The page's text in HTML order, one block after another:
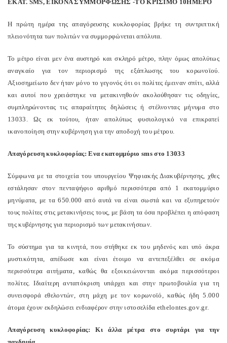
ΕΚΑΤ. SMS, ΕΙΚΟΝΑ ΣΥΜΜΟΡΦΩΣΗΣ -ΤΟ ΚΡΙΣΙΜΟ 10ΗΜΕΡΟ
Η πρώτη ημέρα της απαγόρευσης κυκλοφορίας βρήκε τη συντριπτική
πλειονότητα των πολιτών να συμμορφώνεται απόλυτα.
Το μέτρο είναι μεν ένα αυστηρό και σκληρό μέτρο, πλην όμως απολύτως
αναγκαίο για τον περιορισμό της εξάπλωσης του κορωνοϊού.
Αξιοσημείωτο δεν ήταν μόνο το γεγονός ότι οι πολίτες έμειναν σπίτι, αλλά
και αυτοί που χρειάστηκε να μετακινηθούν ακολούθησαν τις οδηγίες,
συμπληρώνοντας τις απαραίτητες δηλώσεις ή στέλνοντας μήνυμα στο
13033. Ως εκ τούτου, ήταν απολύτως φυσιολογικό να επικρατεί
ικανοποίηση στην κυβέρνηση για την αποδοχή του μέτρου.
Απαγόρευση κυκλοφορίας: Ενα εκατομμύριο smsστο 13033
Σύμφωνα με τα στοιχεία του υπουργείου Ψηφιακής Διακυβέρνησης, χθες
εστάλησαν στον πενταψήφιο αριθμό περισσότερα από 1 εκατομμύριο
μηνύματα, με τα 650.000 από αυτά να είναι σωστά και να εξυπηρετούν
τους πολίτες στις μετακινήσεις τους, με βάση τα όσα προβλέπει η απόφαση
της κυβέρνησης για περιορισμό των μετακινήσεων.
Το σύστημα για τα κινητά, που στήθηκε εκ του μηδενός και υπό άκρα
μυστικότητα, απέδωσε και είναι έτοιμο να αντεπεξέλθει σε ακόμα
περισσότερα αιτήματα, καθώς θα εξοικειώνονται ακόμα περισσότεροι
πολίτες. Ιδιαίτερη ανταπόκριση υπάρχει και στην πρωτοβουλία για τη
συνεισφορά εθελοντών, στη μάχη με τον κορωνοϊό, καθώς ήδη 5.000
άτομα έχουν εκδηλώσει ενδιαφέρον στην ιστοσελίδα ethelontes.gov.gr.
Απαγόρευση κυκλοφορίας: Κι άλλα μέτρα στο συρτάρι για την